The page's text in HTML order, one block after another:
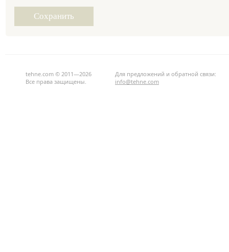
tehne.com © 2011—2026
Все права защищены.
Для предложений и обратной связи:
info@tehne.com